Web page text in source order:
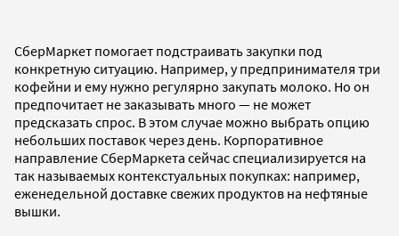
СберМаркет помогает подстраивать закупки под
конкретную ситуацию. Например, у предпринимателя три
кофейни и ему нужно регулярно закупать молоко. Но он
предпочитает не заказывать много — не может
предсказать спрос. В этом случае можно выбрать опцию
небольших поставок через день. Корпоративное
направление СберМаркета сейчас специализируется на
так называемых контекстуальных покупках: например,
еженедельной доставке свежих продуктов на нефтяные
вышки.